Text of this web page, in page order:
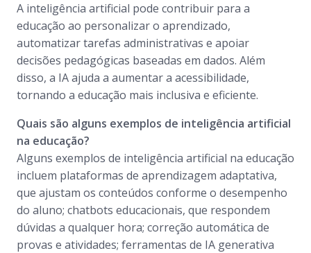
A inteligência artificial pode contribuir para a
educação ao personalizar o aprendizado,
automatizar tarefas administrativas e apoiar
decisões pedagógicas baseadas em dados. Além
disso, a IA ajuda a aumentar a acessibilidade,
tornando a educação mais inclusiva e eficiente.
Quais são alguns exemplos de inteligência artificial
na educação?
Alguns exemplos de inteligência artificial na educação
incluem plataformas de aprendizagem adaptativa,
que ajustam os conteúdos conforme o desempenho
do aluno; chatbots educacionais, que respondem
dúvidas a qualquer hora; correção automática de
provas e atividades; ferramentas de IA generativa